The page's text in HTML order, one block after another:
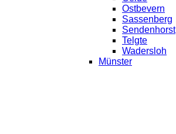
Ostbevern
Sassenberg
Sendenhorst
Telgte
Wadersloh
Münster